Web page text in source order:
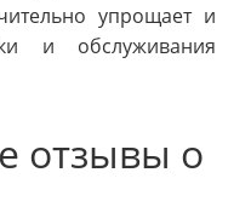
упрощает и
и обслуживания
отзывы о